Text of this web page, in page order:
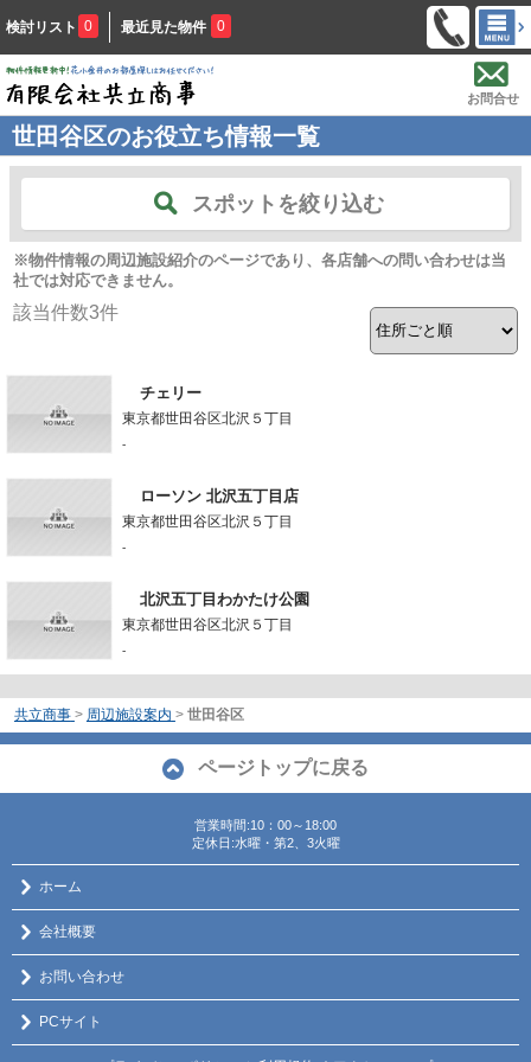
検討リスト 0 最近見た物件 0
お問合せ
世田谷区のお役立ち情報一覧
スポットを絞り込む
※物件情報の周辺施設紹介のページであり、各店舗への問い合わせは当
社では対応できません。
該当件数3件
チェリー
東京都世田谷区北沢５丁目
-
ローソン 北沢五丁目店
東京都世田谷区北沢５丁目
-
北沢五丁目わかたけ公園
東京都世田谷区北沢５丁目
-
共立商事 > 周辺施設案内 > 世田谷区
ページトップに戻る
営業時間:10：00～18:00
定休日:水曜・第2、3火曜
ホーム
会社概要
お問い合わせ
PCサイト